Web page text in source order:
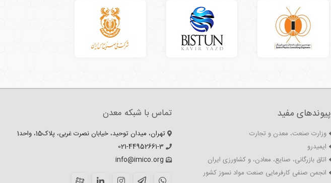
پیوندهای مفید
وزارت صنعت، معدن و تجارت
ایمیدرو
اتاق بازرگانی، صنایع، معادن، و کشاورزی ایران
انجمن صنفی کارفرمایی صنعت مواد نسوز کشور
تماس با شبکه معدن
تهران، میدان توحید، خیابان نصرت غربی، پلاک15، واحد1
021-44952661-3
info@imico.org